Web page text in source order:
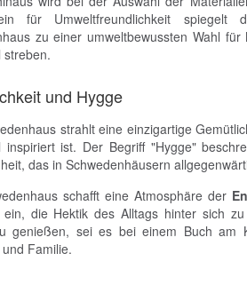
für Umweltfreundlichkeit
zu einer umweltbewussten Wahl
streben.
und Hygge
strahlt eine einzigartige
inspiriert ist. Der Begriff "Hygge"
das in Schwedenhäusern
schafft eine Atmosphäre der
die Hektik des Alltags hinter sich
genießen, sei es bei einem Buch am
Familie.